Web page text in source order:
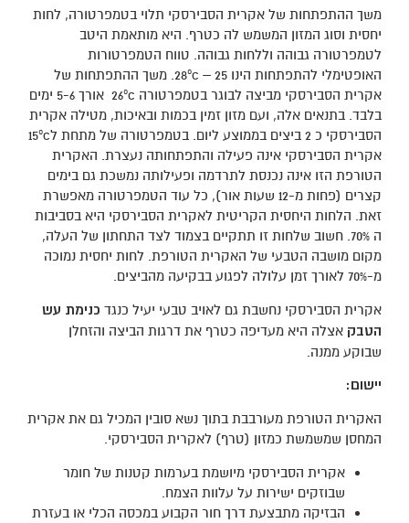
משך ההתפתחות של אקרית הסבירסקי תלוי בטמפרטורה, לחות
יחסית וסוג המזון המשמש לה כטרף. היא מותאמת היטב
לטמפרטורה גבוהה וללחות גבוהה. טווח הטמפרטורות
האופטימלי להתפתחות הינו 25 – 28ºc. משך ההתפתחות של
אקרית הסבירסקי מביצה לבוגר בטמפרטורה 26ºc אורך 5-6 ימים
בלבד. בתנאים אלה, ועם מזון זמין בכמות ובאיכות, מטילה אקרית
הסבירסקי כ 2 ביצים בממוצע ליום. בטמפרטורה של מתחת ל15ºc
אקרית הסבירסקי אינה פעילה והתפתחותה נעצרת. האקרית
הטורפת הזו אינה נכנסת לתרדמה ופעילותה נמשכת גם בימים
קצרים (פחות מ-12 שעות אור), כל עוד הטמפרטורה מאפשרת
זאת. הלחות היחסית הקריטית לאקרית הסבירסקי היא בסביבות
ה 70%. חשוב שלחות זו תתקיים בצמוד לצד התחתון של העלה,
מקום מושבה הטבעי של האקרית הטורפת. לחות יחסית נמוכה
מ-70% לאורך זמן עלולה לפגוע בבקיעה מהביצים.
אקרית הסבירסקי נחשבת גם לאויב טבעי יעיל כנגד כנימת עש
הטבק אצלה היא מעדיפה כטרף את דרגות הביצה והזחלן
שבוקע ממנה.
יישום:
האקרית הטורפת מעורבבת בתוך נשא סובין המכיל גם את אקרית
המחסן שמשמשת כמזון (טרף) לאקרית הסבירסקי.
אקרית הסבירסקי מיושמת בערמות קטנות של חומר
שבוזקים ישירות על עלוות הצמח.
הבזיקה מתבצעת דרך חור הקבוע במכסה הכלי או בעזרת